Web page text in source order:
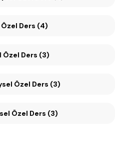
Özel Ders (4)
Özel Ders (3)
Özel Ders (3)
Özel Ders (3)